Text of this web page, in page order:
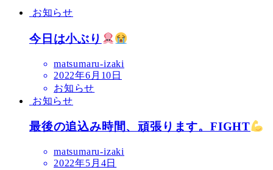
お知らせ
今日は小ぶり
matsumaru-izaki
2022年6月10日
お知らせ
お知らせ
最後の追込み時間、頑張ります。FIGHT
matsumaru-izaki
2022年5月4日